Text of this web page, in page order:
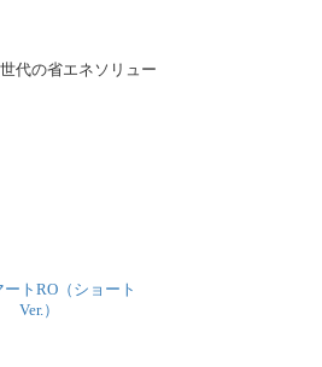
代の省エネソリュー
ートRO（ショート
Ver.）